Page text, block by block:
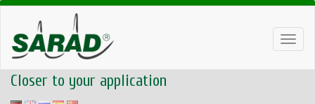
Closer to your application